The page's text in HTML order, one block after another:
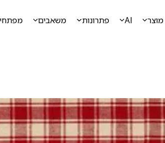
מוצר AI פתרונות משאבים